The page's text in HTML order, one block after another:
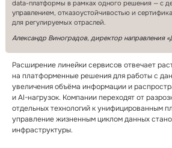
data⁠-⁠платформы в рамках одного решения — с
управлением, отказоустойчивостью и
для регулируемых отраслей.
Александр Виноградов, директор направления
Расширение линейки сервисов отвечает
на платформенные решения для работы с
увеличения объёма информации и
и AI⁠-⁠нагрузок. Компании переходят от
отдельных технологий к унифицированным
управление жизненным циклом данных
инфраструктуры.